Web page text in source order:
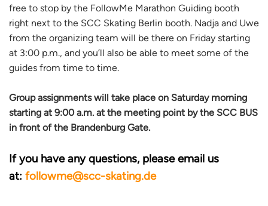
free to stop by the FollowMe Marathon Guiding booth
right next to the SCC Skating Berlin booth. Nadja and Uwe
from the organizing team will be there on Friday starting
at 3:00 p.m., and you’ll also be able to meet some of the
guides from time to time.
Group assignments will take place on Saturday morning
starting at 9:00 a.m. at the meeting point by the SCC BUS
in front of the Brandenburg Gate.
If you have any questions, please email us
at: followme@scc-skating.de